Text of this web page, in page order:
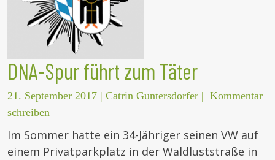
DNA-Spur führt zum Täter
21. September 2017 | Catrin Guntersdorfer | Kommentar
schreiben
Im Sommer hatte ein 34-Jähriger seinen VW auf
einem Privatparkplatz in der Waldluststraße in